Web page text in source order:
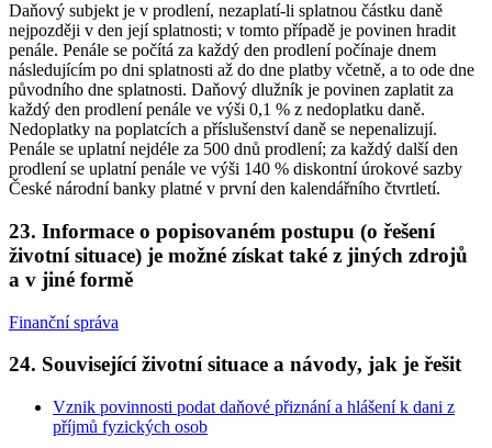
Daňový subjekt je v prodlení, nezaplatí-li splatnou částku daně
nejpozději v den její splatnosti; v tomto případě je povinen hradit
penále. Penále se počítá za každý den prodlení počínaje dnem
následujícím po dni splatnosti až do dne platby včetně, a to ode dne
původního dne splatnosti. Daňový dlužník je povinen zaplatit za
každý den prodlení penále ve výši 0,1 % z nedoplatku daně.
Nedoplatky na poplatcích a příslušenství daně se nepenalizují.
Penále se uplatní nejdéle za 500 dnů prodlení; za každý další den
prodlení se uplatní penále ve výši 140 % diskontní úrokové sazby
České národní banky platné v první den kalendářního čtvrtletí.
23. Informace o popisovaném postupu (o řešení
životní situace) je možné získat také z jiných zdrojů
a v jiné formě
Finanční správa
24. Související životní situace a návody, jak je řešit
Vznik povinnosti podat daňové přiznání a hlášení k dani z
příjmů fyzických osob